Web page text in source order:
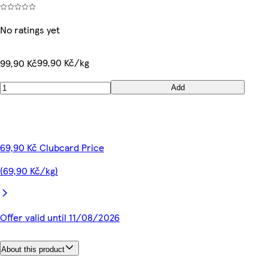
No ratings yet
99,90 Kč99,90 Kč/kg
Add
69,90 Kč Clubcard Price
(69,90 Kč/kg)
Offer valid until 11/08/2026
About this product